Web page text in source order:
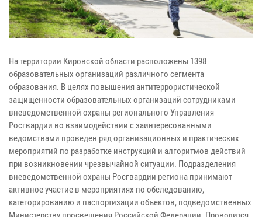
На территории Кировской области расположены 1398
образовательных организаций различного сегмента
образования. В целях повышения антитеррористической
защищенности образовательных организаций сотрудниками
вневедомственной охраны регионального Управления
Росгвардии во взаимодействии с заинтересованными
ведомствами проведен ряд организационных и практических
мероприятий по разработке инструкций и алгоритмов действий
при возникновении чрезвычайной ситуации. Подразделения
вневедомственной охраны Росгвардии региона принимают
активное участие в мероприятиях по обследованию,
категорированию и паспортизации объектов, подведомственных